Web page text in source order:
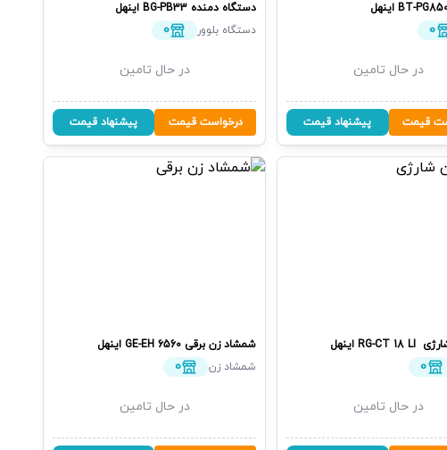
BT- اینهل
0
در حال تامین
قیمت پیشنهاد قیمت
دستگاه دمنده BG-PB33 اینهل
دستگاه بلوور
0
در حال تامین
درخواست قیمت پیشنهاد قیمت
‏ RG-CT 18 LI
اینهل
0
در حال تامین
شمشاد زن برقی GE-EH 6560 اینهل
شمشاد زن
0
در حال تامین